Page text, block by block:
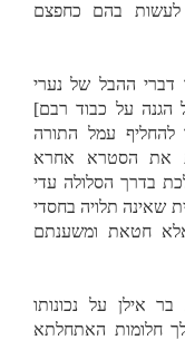
לעשות בהם כחפצם
דברי ההבל של נערי
על כבוד רבם]
להחליף עמל התורה
את הסטרא אחרא
בדרך הסלולה עדי
שאינה תלויה בחסדי
חטאת ומשענתם
בר אילן על נכונותו
חלומות האתחלתא